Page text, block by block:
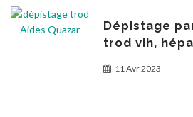
Dépistage
trod vih,
11 Avr 2023